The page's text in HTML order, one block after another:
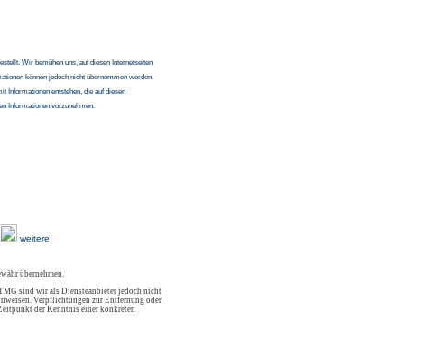
Wir bemühen uns, auf diesen Internetseiten
können jedoch nicht übernommen werden.
Informationen entstehen, die auf diesen
Informationen vorzunehmen.
weitere
übernehmen.
sind wir als Diensteanbieter jedoch nicht
Verpflichtungen zur Entfernung oder
der Kenntnis einer konkreten